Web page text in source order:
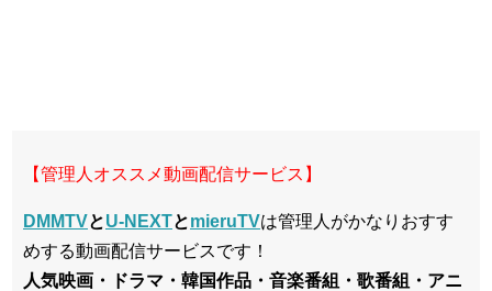
【管理人オススメ動画配信サービス】
DMMTVとU-NEXTとmieruTVは管理人がかなりおすす
めする動画配信サービスです！
人気映画・ドラマ・韓国作品・音楽番組・歌番組・アニ